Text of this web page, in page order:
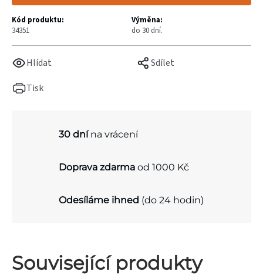
Tisk
Hlídat Sdílet
Kód produktu:
34351
Výměna:
do 30 dní.
30 dnína vrácení
Doprava zdarma od 1000 Kč
Odesíláme ihned (do 24 hodin)
Související produkty